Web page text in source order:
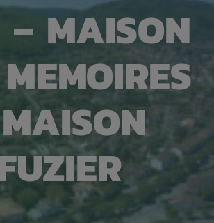
– MAISON